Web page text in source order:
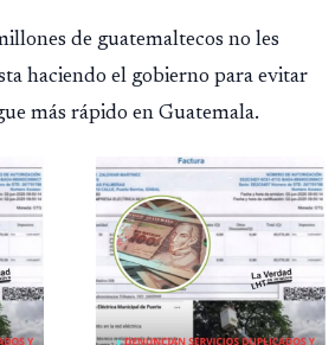
de guatemaltecos no les
haciendo el gobierno para evitar
más rápido en Guatemala.